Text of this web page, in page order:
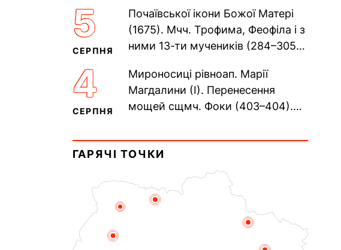
Прп. Полікарпа, архімандрита...
5
СЕРПНЯ
Почаївської ікони Божої Матері
(1675). Мчч. Трофима, Феофіла і з
ними 13-ти мучеників (284–305).
Равенійського (близько 75)....
4
СЕРПНЯ
Мироносиці рівноап. Марії
Магдалини (I). Перенесення
мощей сщмч. Фоки (403–404).
(1693). Сщмч. Михаїла
Накарякова...
ГАРЯЧІ ТОЧКИ